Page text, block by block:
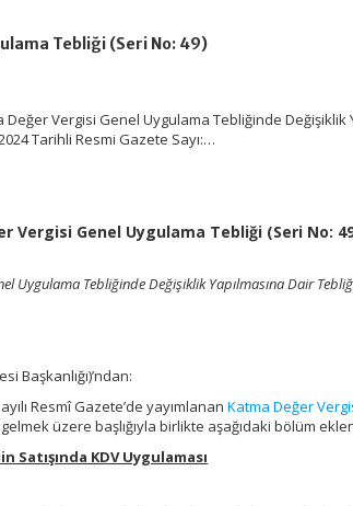
Tebliği (Seri No: 49)
Değer Vergisi Genel Uygulama Tebliğinde Değişiklik
Tarihli Resmi Gazete Sayı:…
Vergisi Genel Uygulama Tebliği (Seri No:
Uygulama Tebliğinde Değişiklik Yapılmasına Dair
Başkanlığı)’ndan:
Resmî Gazete’de yayımlananKatma Değer
üzere başlığıyla birlikte aşağıdaki bölüm
Satışında KDV Uygulaması